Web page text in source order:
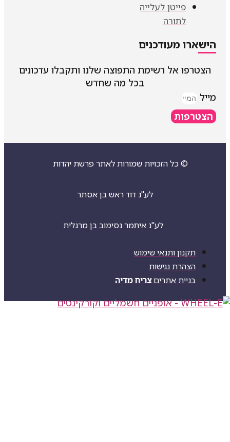
פייטן לעלייה
לתורה
הישארו מעודכנים
הצטרפו אל רשימת התפוצה שלנו ותקבלו עדכונים
בכל מה שחדש
מייל
הצטרפות
© כל הזכויות שמורות לאתר פרשת יהדות
לע"נ דוד ראש בן אסתר
לע"נ איתמר נסימוב בן מרגלית
תקנון ותנאי שימוש
הצהרת נגישות
בניית אתריםצריח מדיה